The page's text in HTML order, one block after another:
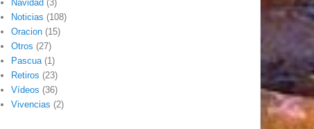
Navidad (3)
Noticias (108)
Oracion (15)
Otros (27)
Pascua(1)
Retiros (23)
Vídeos (36)
Vivencias (2)